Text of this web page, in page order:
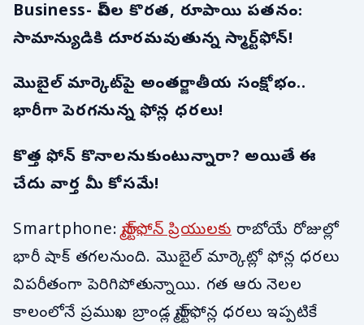
Business- చిప్‌ల కొరత, రూపాయి పతనం:
సామాన్యుడికి దూరమవుతున్న స్మార్ట్‌ఫోన్!
మొబైల్ మార్కెట్‌పై అంతర్జాతీయ సంక్షోభం..
భారీగా పెరగనున్న ఫోన్ల ధరలు!
కొత్త ఫోన్ కొనాలనుకుంటున్నారా? అయితే ఈ
చేదు వార్త మీ కోసమే!
Smartphone:స్మార్ట్‌ఫోన్ ప్రియులకురాబోయే రోజుల్లో
భారీ షాక్ తగలనుంది. మొబైల్ మార్కెట్లో ఫోన్ల ధరలు
విపరీతంగా పెరిగిపోతున్నాయి. గత ఆరు నెలల
కాలంలోనే ప్రముఖ బ్రాండ్ల స్మార్ట్‌ఫోన్ల ధరలు ఇప్పటికే